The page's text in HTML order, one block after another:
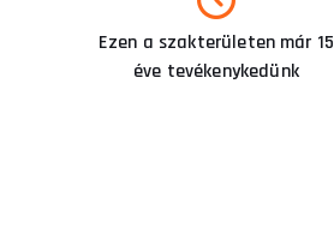
Ezen a szakterületen már 15
éve tevékenykedünk